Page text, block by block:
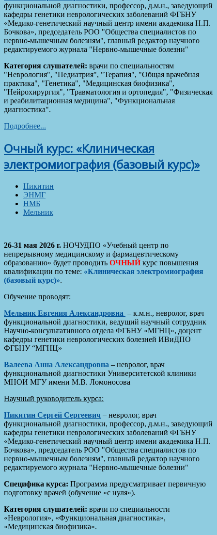
функциональной диагностики, профессор, д.м.н., заведующий
кафедры генетики неврологических заболеваний ФГБНУ
«Медико-генетический научный центр имени академика Н.П.
Бочкова», председатель РОО "Общества специалистов по
нервно-мышечным болезням", главный редактор научного
редактируемого журнала "Нервно-мышечные болезни"
Категория слушателей: врачи по специальностям
"Неврология", "Педиатрия", "Терапия", "Общая врачебная
практика", "Генетика", "Медицинская биофизика",
"Нейрохирургия", "Травматология и ортопедия", "Физическая
и реабилитационная медицина", "Функциональная
диагностика".
Подробнее...
Очный курс: «Клиническая
электромиография (базовый курс)»
Никитин
ЭНМГ
НМБ
Мельник
26-31 мая 2026 г. НОЧУДПО «Учебный центр по
непрерывному медицинскому и фармацевтическому
образованию» будет проводить ОЧНЫЙкурс повышения
квалификации по теме: «Клиническая электромиография
(базовый курс)».
Обучение проводят:
Мельник Евгения Александровна – к.м.н., невролог, врач
функциональной диагностики, ведущий научный сотрудник
Научно-консультативного отдела ФГБНУ «МГНЦ», доцент
кафедры генетики неврологических болезней ИВиДПО
ФГБНУ “МГНЦ»
Валеева Анна Александровна – невролог, врач
функциональной диагностики Университетской клиники
МНОИ МГУ имени М.В. Ломоносова
Научный руководитель курса:
Никитин Сергей Сергеевич – невролог, врач
функциональной диагностики, профессор, д.м.н., заведующий
кафедры генетики неврологических заболеваний ФГБНУ
«Медико-генетический научный центр имени академика Н.П.
Бочкова», председатель РОО "Общества специалистов по
нервно-мышечным болезням", главный редактор научного
редактируемого журнала "Нервно-мышечные болезни"
Специфика курса: Программа предусматривает первичную
подготовку врачей (обучение «с нуля»).
Категория слушателей: врачи по специальности
«Неврология», «Функциональная диагностика»,
«Медицинская биофизика».